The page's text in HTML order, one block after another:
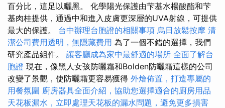
百分比，這足以曬黑。 化學陽光保護由芐基水楊酸酯和芐
基肉桂提供，通過中和進入皮膚更深層的UVA射線，可提供
最大的保護。 台中辦理台胞證的相關事項 烏日放鬆按摩 清
潔公司費用透明，無隱藏費用 為了一個不錯的選擇，我們
研究產品組件。 讓客廳成為家中最舒適的場所 全面了解台
胞證 現在，像黑人女孩防曬霜和Bolden防曬霜這樣的公司
改變了景觀，使防曬霜更容易獲得 外燴佈置，打造專屬的
用餐氛圍 廚房器具全面介紹，協助您選擇適合的廚房用品
天花板漏水，立即處理天花板的漏水問題，避免更多損害